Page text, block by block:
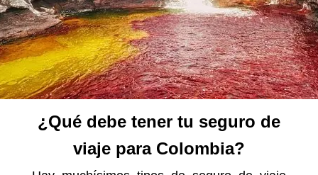
¿Qué debe tener tu seguro de
viaje para Colombia?